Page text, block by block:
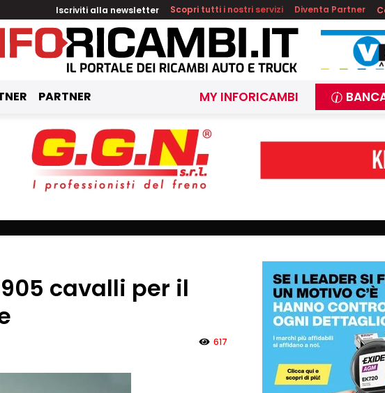
Iscriviti alla newsletter Scopri tutti i nostri servizi Diventa Partner
PARTNER MY INFORICAMBI
cavalli per il
617